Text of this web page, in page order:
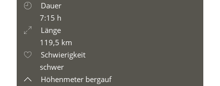
Dauer
7:15 h
Länge
119,5 km
Schwierigkeit
schwer
Höhenmeter bergauf